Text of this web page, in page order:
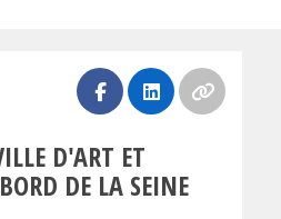
D'ART ET
DE LA SEINE